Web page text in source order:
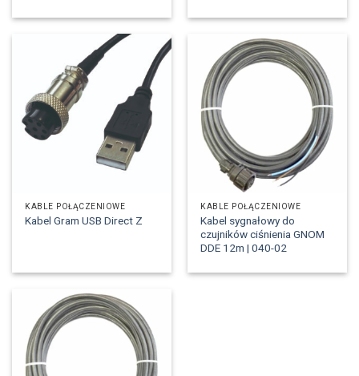
KABLE POŁĄCZENIOWE
Kabel Gram USB Direct Z
KABLE POŁĄCZENIOWE
Kabel sygnałowy do
czujników ciśnienia GNOM
DDE 12m | 040-02